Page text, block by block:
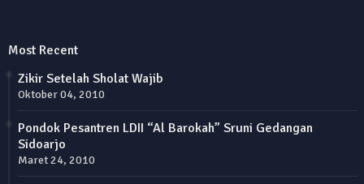
Most Recent
Zikir Setelah Sholat Wajib
Oktober 04, 2010
Pondok Pesantren LDII “Al Barokah” Sruni Gedangan
Sidoarjo
Maret 24, 2010